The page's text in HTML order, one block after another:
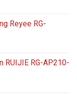
Reyee RG-
RUIJIE RG-AP210-